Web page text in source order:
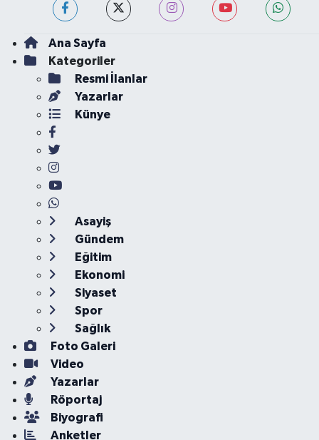
Ana Sayfa
Kategoriler
Resmi İlanlar
Yazarlar
Künye
Asayiş
Gündem
Eğitim
Ekonomi
Siyaset
Spor
Sağlık
Foto Galeri
Video
Yazarlar
Röportaj
Biyografi
Anketler